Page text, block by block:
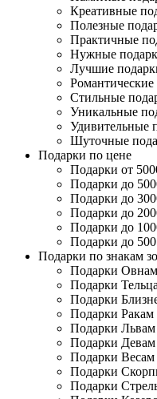
Креативные
Полезные
Практичные
Нужные
Лучшие
Романтические
Стильные
Уникальные
Удивительные
Шуточные
Подарки по цене
Подарки от
Подарки до
Подарки до
Подарки до
Подарки до
Подарки до
Подарки по знакам
Подарки
Подарки
Подарки
Подарки Ракам
Подарки Львам
Подарки Девам
Подарки Весам
Подарки
Подарки